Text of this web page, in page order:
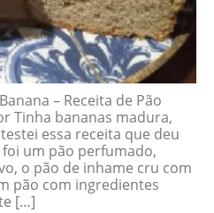
– Receita de Pão
Tinha bananas madura,
essa receita que deu
um pão perfumado,
o pão de inhame cru com
pão com ingredientes
[…]